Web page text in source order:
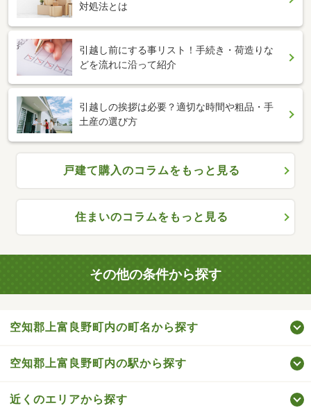
対処法とは
引越し前にする事リスト！手続き・荷造りな
どを流れに沿って紹介
引越しの挨拶は必要？適切な時間や粗品・手
土産の選び方
戸建て購入のコラムをもっと見る
住まいのコラムをもっと見る
その他の条件から探す
空知郡上富良野町内の町名から探す
空知郡上富良野町内の駅から探す
近くのエリアから探す